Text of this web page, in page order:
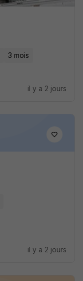
3 mois
il y a 2 jours
il y a 2 jours